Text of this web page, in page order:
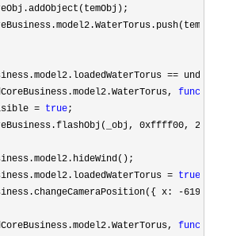
==
function
= true;
0xffff00, 200
= true
x:
-619,
function